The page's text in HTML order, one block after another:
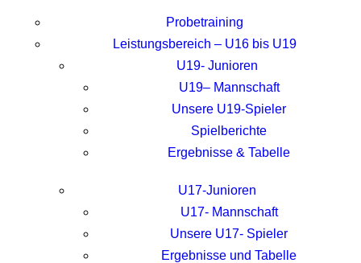
Probetraining
Leistungsbereich – U16 bis U19
U19- Junioren
U19– Mannschaft
Unsere U19-Spieler
Spielberichte
Ergebnisse & Tabelle
U17-Junioren
U17- Mannschaft
Unsere U17- Spieler
Ergebnisse und Tabelle